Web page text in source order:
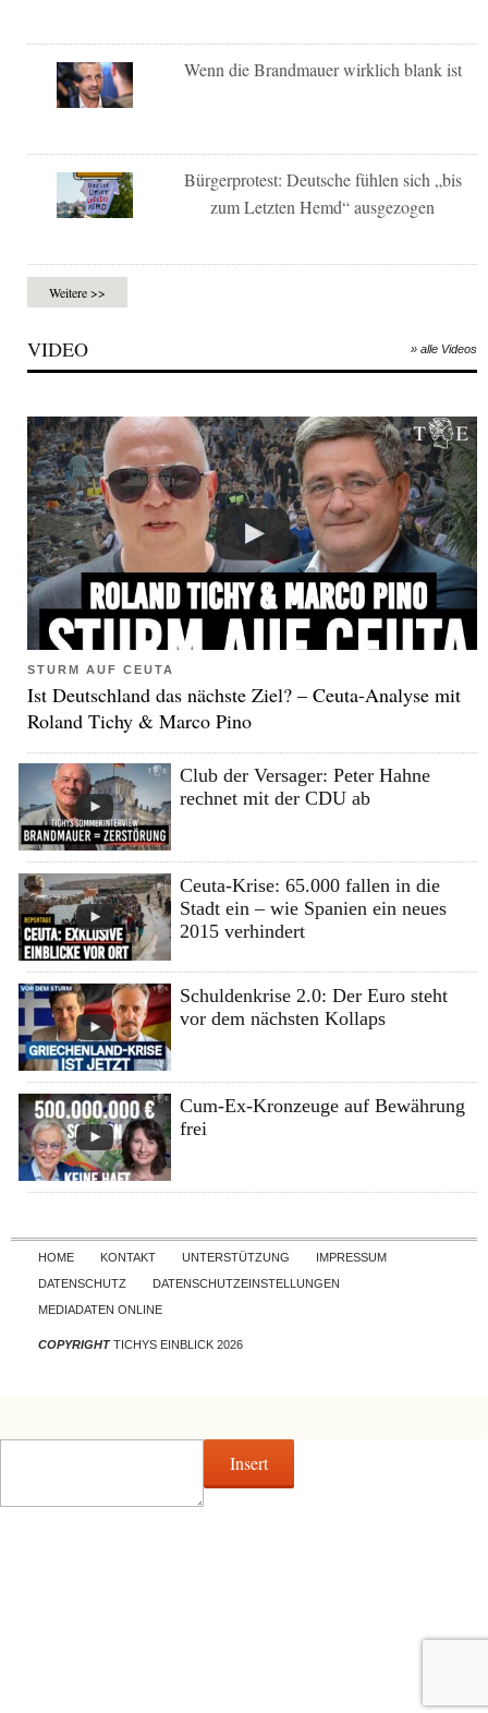
Wenn die Brandmauer wirklich blank ist
Bürgerprotest: Deutsche fühlen sich „bis
zum Letzten Hemd“ ausgezogen
Weitere >>
VIDEO » alle Videos
STURM AUF CEUTA
Ist Deutschland das nächste Ziel? – Ceuta-Analyse mit
Roland Tichy & Marco Pino
Club der Versager: Peter Hahne
rechnet mit der CDU ab
Ceuta-Krise: 65.000 fallen in die
Stadt ein – wie Spanien ein neues
2015 verhindert
Schuldenkrise 2.0: Der Euro steht
vor dem nächsten Kollaps
Cum-Ex-Kronzeuge auf Bewährung
frei
Skip to content
HOME KONTAKT UNTERSTÜTZUNG
IMPRESSUM
DATENSCHUTZ
DATENSCHUTZEINSTELLUNGEN
MEDIADATEN ONLINE
COPYRIGHTTICHYS EINBLICK 2026
Insert